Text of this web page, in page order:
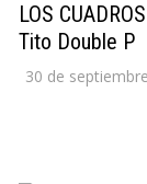
LOS
Tito Double P
30 de